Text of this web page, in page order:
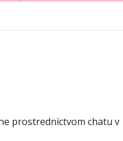
prostredníctvom chatu v